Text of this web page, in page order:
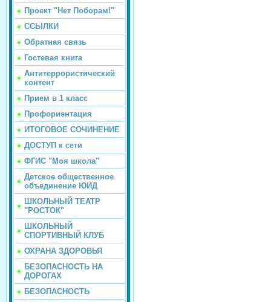
Проект "Нет Поборам!"
ССЫЛКИ
Обратная связь
Гостевая книга
Антитеррористический
контент
Прием в 1 класс
Профориентация
ИТОГОВОЕ СОЧИНЕНИЕ
ДОСТУП к сети
ФГИС "Моя школа"
Детское общественное
объединение ЮИД
ШКОЛЬНЫЙ ТЕАТР
"РОСТОК"
ШКОЛЬНЫЙ
СПОРТИВНЫЙ КЛУБ
ОХРАНА ЗДОРОВЬЯ
БЕЗОПАСНОСТЬ НА
ДОРОГАХ
БЕЗОПАСНОСТЬ